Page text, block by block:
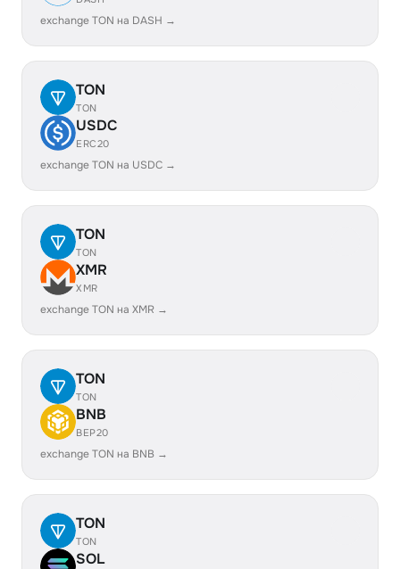
exchange TON на DASH →
TON
TON
USDC
ERC20
exchange TON на USDC →
TON
TON
XMR
XMR
exchange TON на XMR →
TON
TON
BNB
BEP20
exchange TON на BNB →
TON
TON
SOL